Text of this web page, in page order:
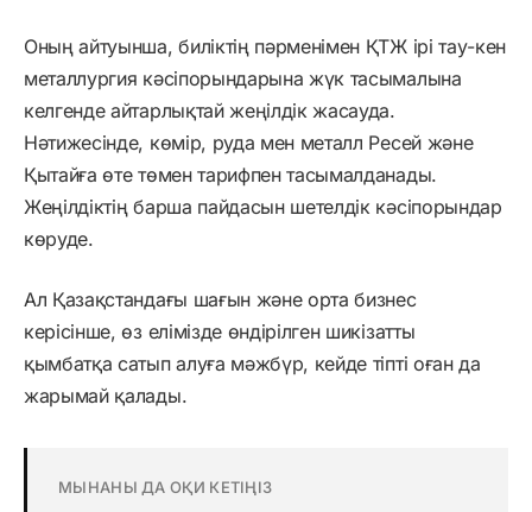
Оның айтуынша, биліктің пәрменімен ҚТЖ ірі тау-кен
металлургия кәсіпорындарына жүк тасымалына
келгенде айтарлықтай жеңілдік жасауда.
Нәтижесінде, көмір, руда мен металл Ресей және
Қытайға өте төмен тарифпен тасымалданады.
Жеңілдіктің барша пайдасын шетелдік кәсіпорындар
көруде.
Ал Қазақстандағы шағын және орта бизнес
керісінше, өз елімізде өндірілген шикізатты
қымбатқа сатып алуға мәжбүр, кейде тіпті оған да
жарымай қалады.
МЫНАНЫ ДА ОҚИ КЕТІҢІЗ